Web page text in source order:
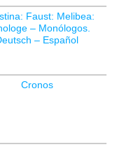
Faust: Melibea:
– Monólogos.
– Español
Cronos